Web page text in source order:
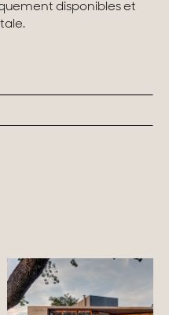
disponibles et